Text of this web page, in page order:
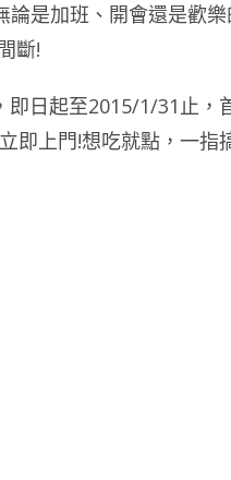
論是加班、開會還是歡
斷!
日起至2015/1/31止，
即上門!想吃就點，一指